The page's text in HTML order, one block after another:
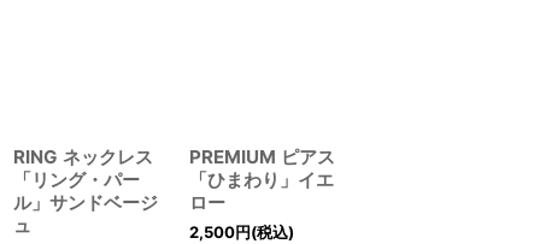
RING ネックレス
「リング・パー
ル」サンドベージ
ュ
PREMIUM ピアス
「ひまわり」イエ
ロー
2,500円(税込)